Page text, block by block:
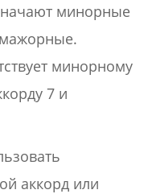
минорные
минорному
7 и
аккорд или